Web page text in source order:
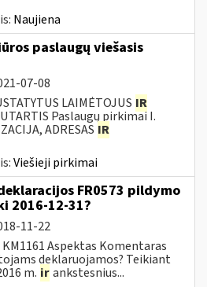
Naujiena
paslaugų viešasis
07-08
LAIMĖTOJUS IR
Paslaugų pirkimai I.
ADRESAS IR
Viešieji pirkimai
FR0573 pildymo
2016-12-31?
11-22
Aspektas Komentaras
deklaruojamos? Teikiant
m. irankstesnius...